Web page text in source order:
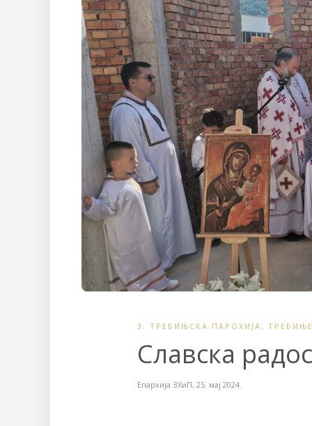
3. ТРЕБИЊСКА ПАРОХИЈА,
Славска
Епархија ЗХиП, 25. мај 2024.